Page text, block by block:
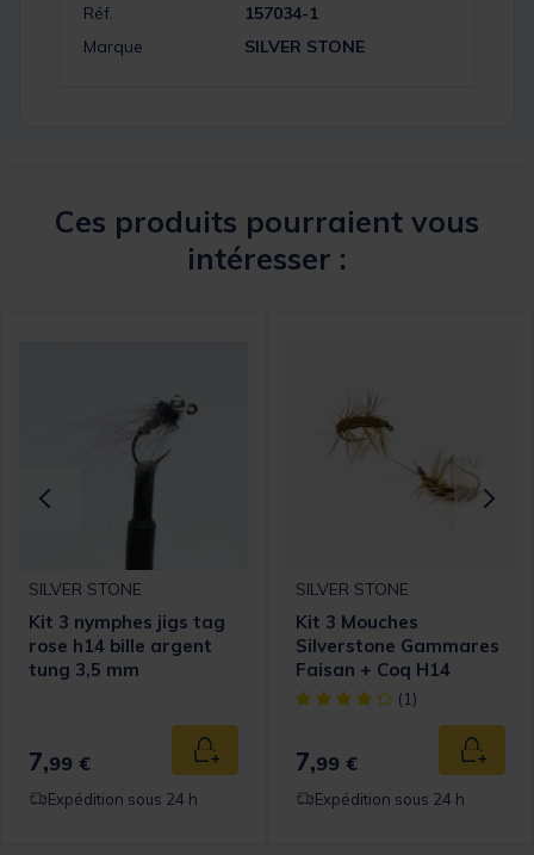
Réf.
157034-1
Marque
SILVER STONE
Ces produits pourraient vous
intéresser :
panier
SILVER STONE
Kit 3 nymphes jigs tag
rose h14 bille argent
tung 3,5 mm
7,99 € Ajouter au panier
Expédition sous 24 h
SILVER STONE
Kit 3 Mouches
Silverstone Gammares
Faisan + Coq H14
[object Object] out of 5
(1)
7,99 €
Expédition sous 24 h